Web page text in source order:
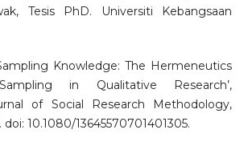
Tesis PhD. Universiti Kebangsaan
Knowledge: The Hermeneutics
in Qualitative Research’,
of Social Research Methodology,
doi: 10.1080/13645570701401305.